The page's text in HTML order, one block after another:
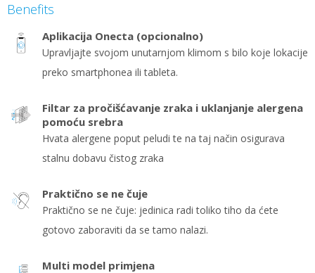
Benefits
Aplikacija Onecta (opcionalno)
Upravljajte svojom unutarnjom klimom s bilo koje lokacije
preko smartphonea ili tableta.
Filtar za pročišćavanje zraka i uklanjanje alergena
pomoću srebra
Hvata alergene poput peludi te na taj način osigurava
stalnu dobavu čistog zraka
Praktično se ne čuje
Praktično se ne čuje: jedinica radi toliko tiho da ćete
gotovo zaboraviti da se tamo nalazi.
Multi model primjena